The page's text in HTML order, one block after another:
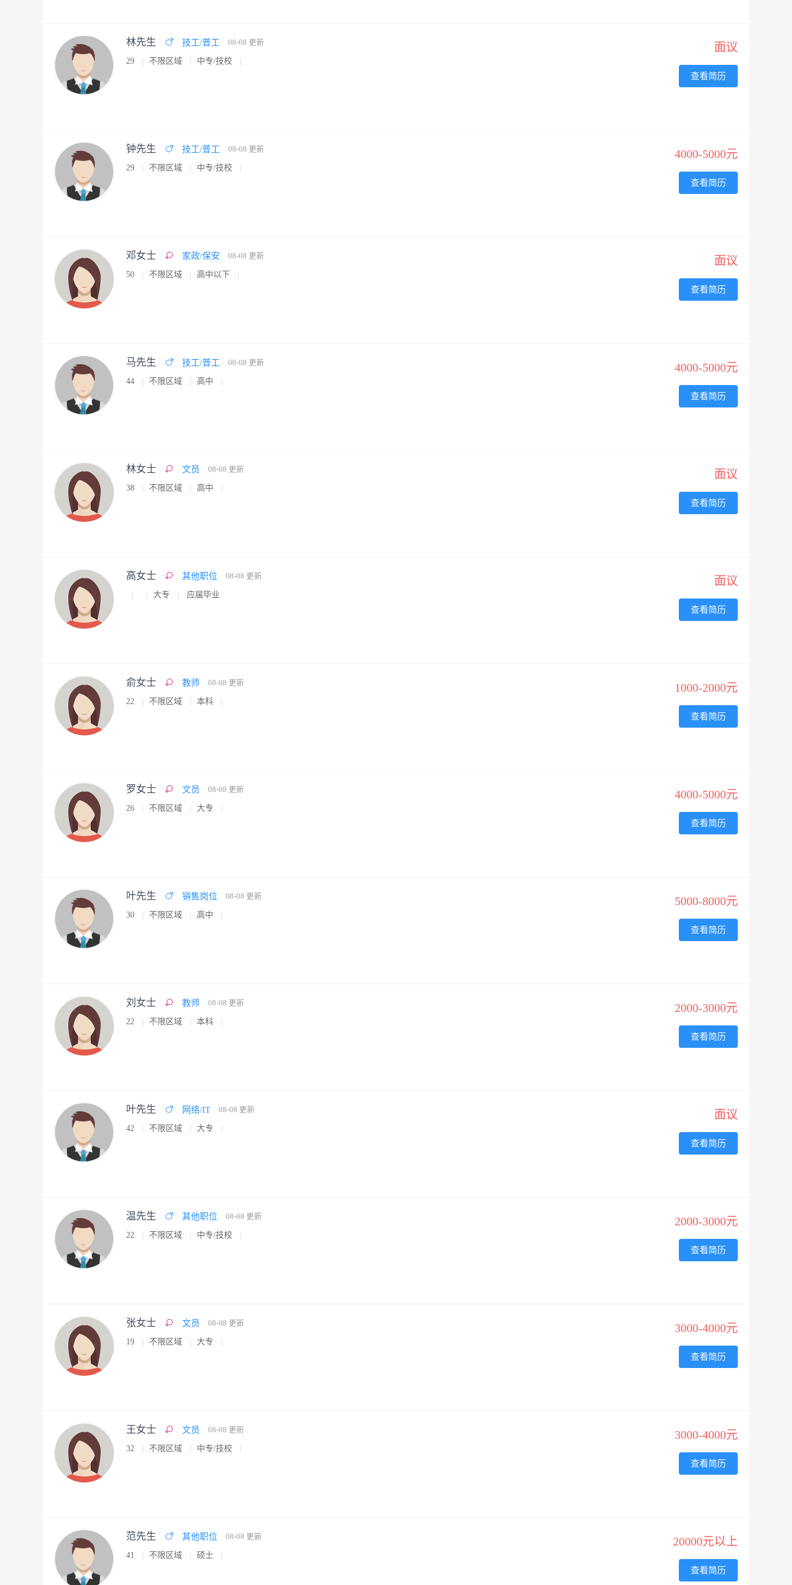
林先生 技工/普工 08-08 更新
29 不限区域 中专/技校
面议
查看简历
钟先生 技工/普工 08-08 更新
29 不限区域 中专/技校
4000-5000元
查看简历
邓女士 家政/保安 08-08 更新
50 不限区域 高中以下
面议
查看简历
马先生 技工/普工 08-08 更新
44 不限区域 高中
4000-5000元
查看简历
林女士 文员 08-08 更新
38 不限区域 高中
面议
查看简历
高女士 其他职位 08-08 更新
大专 应届毕业
面议
查看简历
俞女士 教师 08-08 更新
22 不限区域 本科
1000-2000元
查看简历
罗女士 文员 08-08 更新
26 不限区域 大专
4000-5000元
查看简历
叶先生 销售岗位 08-08 更新
30 不限区域 高中
5000-8000元
查看简历
刘女士 教师 08-08 更新
22 不限区域 本科
2000-3000元
查看简历
叶先生 网络/IT 08-08 更新
42 不限区域 大专
面议
查看简历
温先生 其他职位 08-08 更新
22 不限区域 中专/技校
2000-3000元
查看简历
张女士 文员 08-08 更新
19 不限区域 大专
3000-4000元
查看简历
王女士 文员 08-08 更新
32 不限区域 中专/技校
3000-4000元
查看简历
范先生 其他职位 08-08 更新
41 不限区域 硕士
20000元以上
查看简历